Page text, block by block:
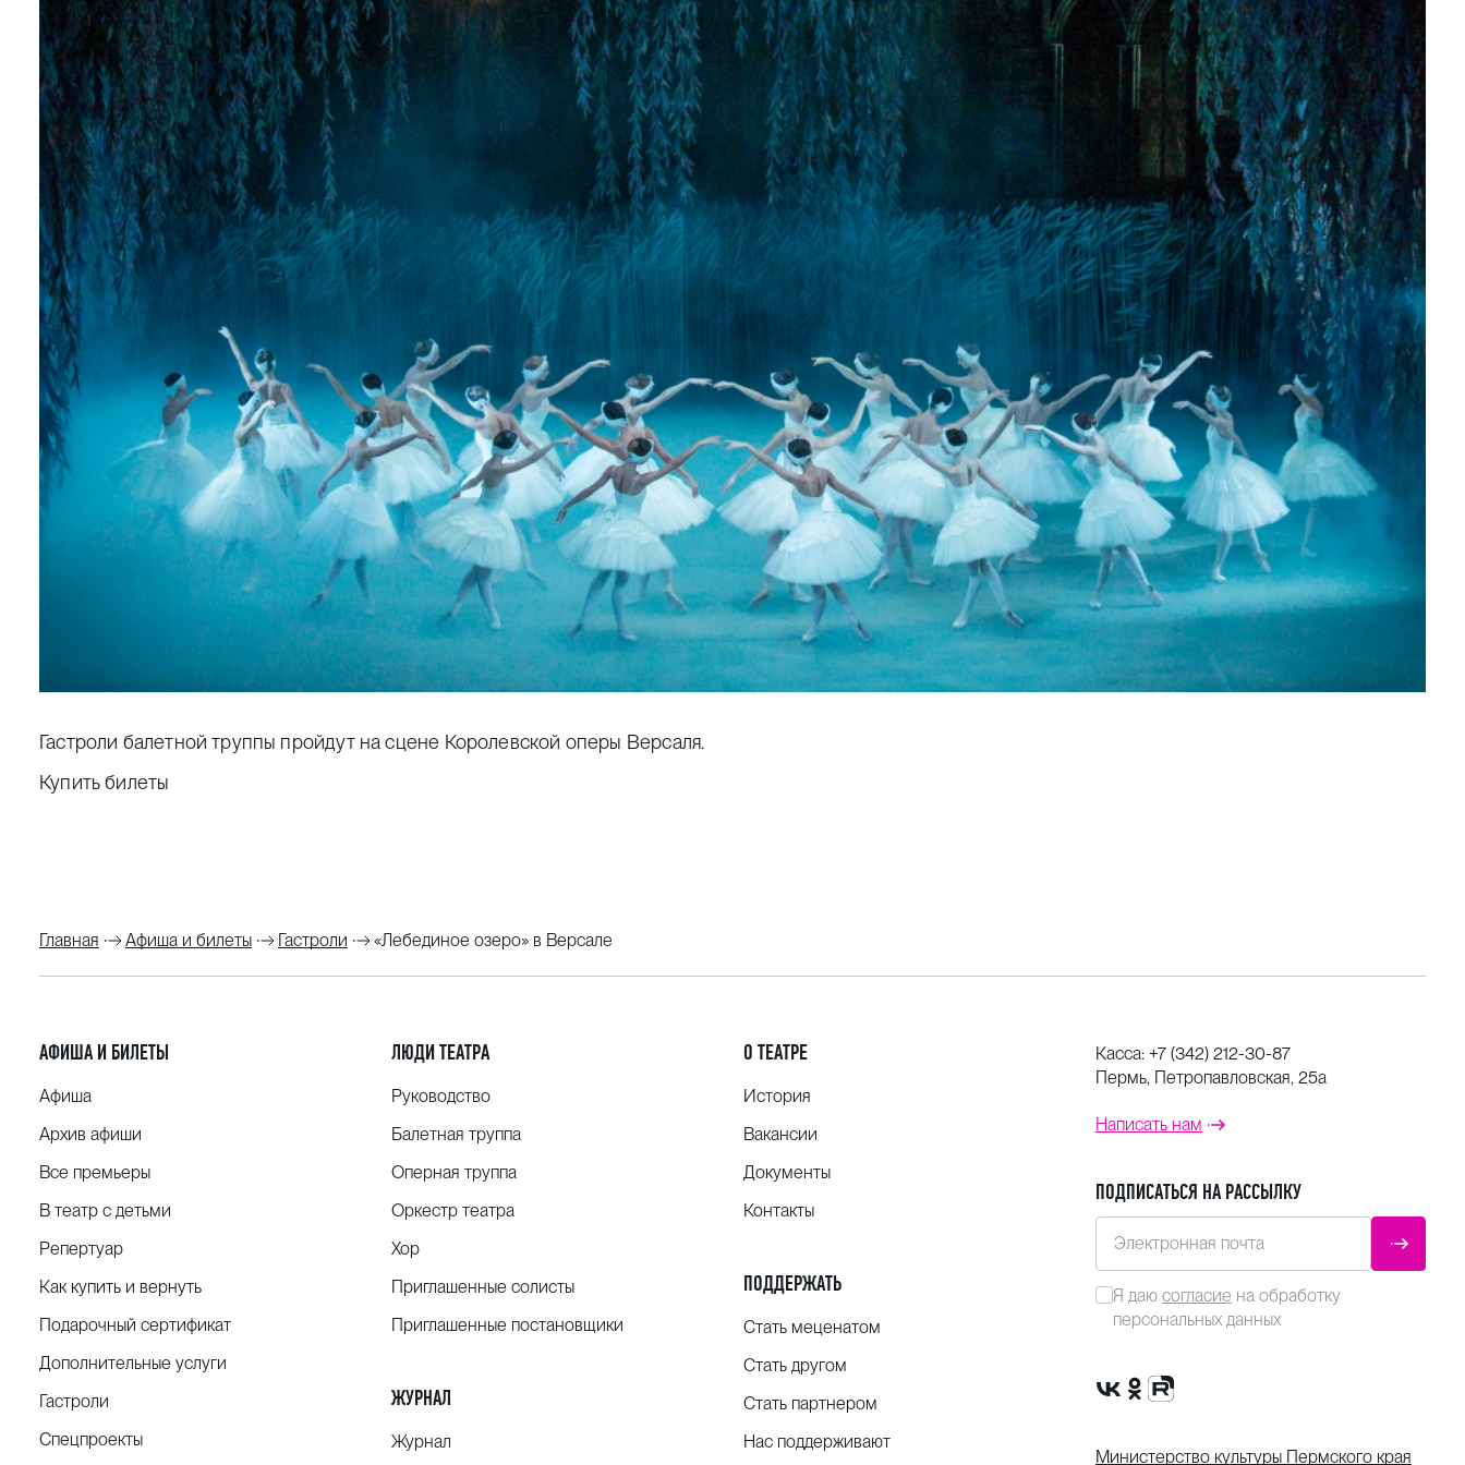
Гастроли балетной труппы пройдут на сцене Королевской оперы Версаля.
Купить билеты
Главная Афиша и билеты Гастроли «Лебединое озеро» в Версале
АФИША И БИЛЕТЫ
Афиша
Архив афиши
Все премьеры
В театр с детьми
Репертуар
Как купить и вернуть
Подарочный сертификат
Дополнительные услуги
Гастроли
Спецпроекты
ЛЮДИ ТЕАТРА
Руководство
Балетная труппа
Оперная труппа
Оркестр театра
Хор
Приглашенные солисты
Приглашенные постановщики
ЖУРНАЛ
Журнал
О ТЕАТРЕ
История
Вакансии
Документы
Контакты
ПОДДЕРЖАТЬ
Стать меценатом
Стать другом
Стать партнером
Нас поддерживают
Касса: +7 (342) 212-30-87
Пермь, Петропавловская, 25а
Написать нам
ПОДПИСАТЬСЯ НА РАССЫЛКУ
Электронная почта
Я даю согласие на обработку
персональных данных
Сообщество VK
Группа в одноклассниках
Канал Rutube
Министерство культуры Пермского края